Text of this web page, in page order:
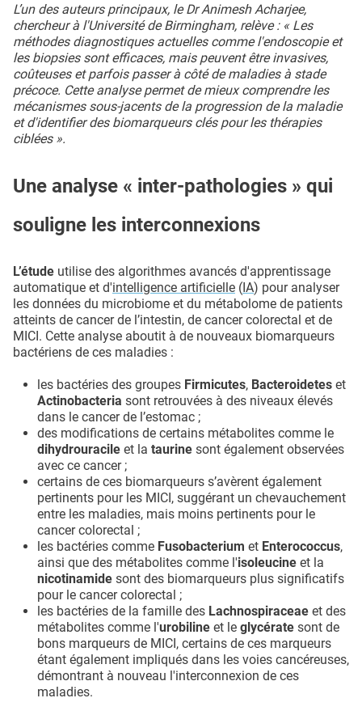
L’un des auteurs principaux, le Dr Animesh Acharjee,
chercheur à l'Université de Birmingham, relève : « Les
méthodes diagnostiques actuelles comme l'endoscopie et
les biopsies sont efficaces, mais peuvent être invasives,
coûteuses et parfois passer à côté de maladies à stade
précoce. Cette analyse permet de mieux comprendre les
mécanismes sous-jacents de la progression de la maladie
et d'identifier des biomarqueurs clés pour les thérapies
ciblées ».
Une analyse « inter-pathologies » qui
souligne les interconnexions
L’étude utilise des algorithmes avancés d'apprentissage
automatique et d'intelligence artificielle (IA) pour analyser
les données du microbiome et du métabolome de patients
atteints de cancer de l’intestin, de cancer colorectal et de
MICI. Cette analyse aboutit à de nouveaux biomarqueurs
bactériens de ces maladies :
les bactéries des groupes Firmicutes, Bacteroidetes et
Actinobacteria sont retrouvées à des niveaux élevés
dans le cancer de l’estomac ;
des modifications de certains métabolites comme le
dihydrouracile et la taurine sont également observées
avec ce cancer ;
certains de ces biomarqueurs s’avèrent également
pertinents pour les MICI, suggérant un chevauchement
entre les maladies, mais moins pertinents pour le
cancer colorectal ;
les bactéries comme Fusobacterium et Enterococcus,
ainsi que des métabolites comme l'isoleucine et la
nicotinamide sont des biomarqueurs plus significatifs
pour le cancer colorectal ;
les bactéries de la famille des Lachnospiraceae et des
métabolites comme l'urobiline et le glycérate sont de
bons marqueurs de MICI, certains de ces marqueurs
étant également impliqués dans les voies cancéreuses,
démontrant à nouveau l'interconnexion de ces
maladies.